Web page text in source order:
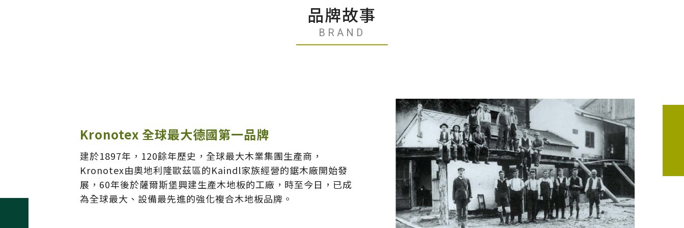
品牌故事
BRAND
Kronotex 全球最大德國第一品牌
建於1897年，120餘年歷史，全球最大木業集團生產商，
Kronotex由奧地利隆歐茲區的Kaindl家族經營的鋸木廠開始發
展，60年後於薩爾斯堡興建生產木地板的工廠，時至今日，已成
為全球最大、設備最先進的強化複合木地板品牌。